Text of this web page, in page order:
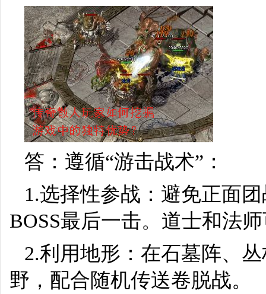
答：遵循“游击战术”：
1.选择性参战：避免正面
BOSS最后一击。道士和法
2.利用地形：在石墓阵、
野，配合随机传送卷脱战。